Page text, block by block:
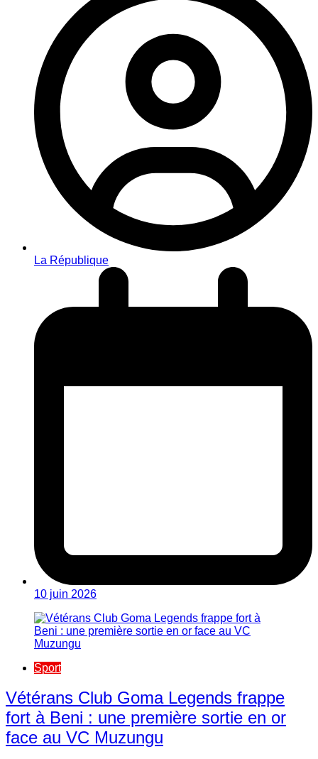
La République
10 juin 2026
Sport
Vétérans Club Goma Legends frappe
fort à Beni : une première sortie en or
face au VC Muzungu